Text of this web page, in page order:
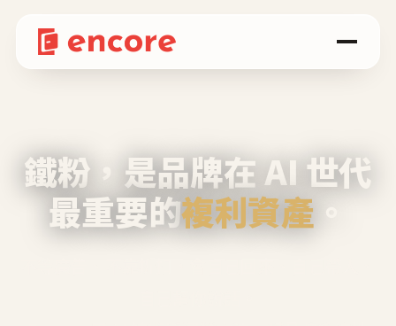
鐵粉，是品牌在 AI 世代
最重要的複利資產 。